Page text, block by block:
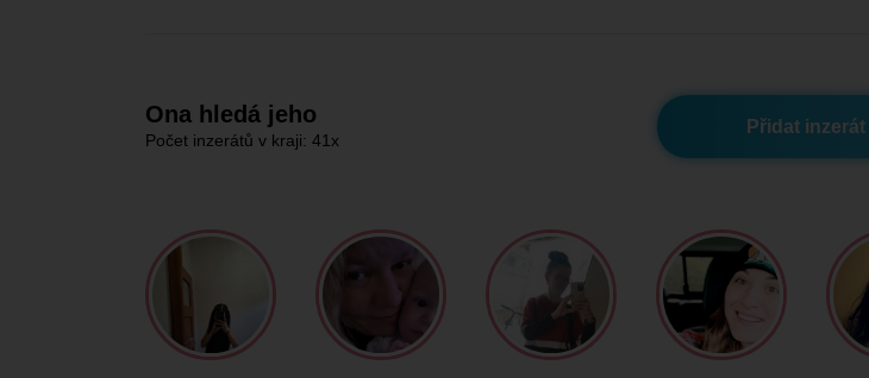
Přidat inzerát
Ona hledá jeho
Počet inzerátů v kraji: 41x